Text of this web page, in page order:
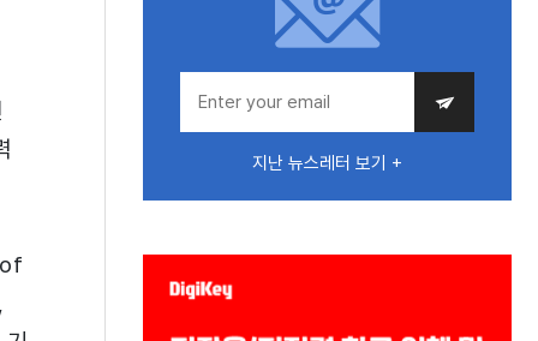
지난 뉴스레터 보기 +